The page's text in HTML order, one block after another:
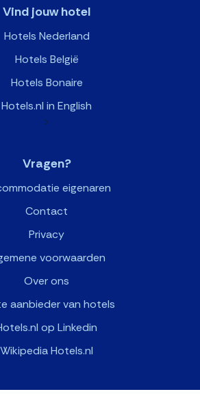
Vind jouw hotel
Hotels Nederland
Hotels België
Hotels Bonaire
Hotels.nl in English
>
Vragen?
eigenaren
Contact
Privacy
voorwaarden
Over ons
aanbieder van hotels
op Linkedin
Wikipedia Hotels.nl